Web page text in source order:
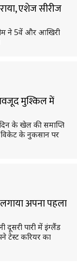
एशेज सीरीज
ने 5वें और आखिरी
मुश्किल में
के खेल की समाप्ति
विकेट के नुकसान पर
अपना पहला
पारी में इंग्लैंड
टेस्ट करियर का